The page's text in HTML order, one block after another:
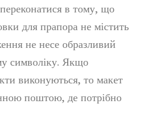
в тому, що
для прапора не містить
не несе образливий
символіку. Якщо
виконуються, то макет
поштою, де потрібно